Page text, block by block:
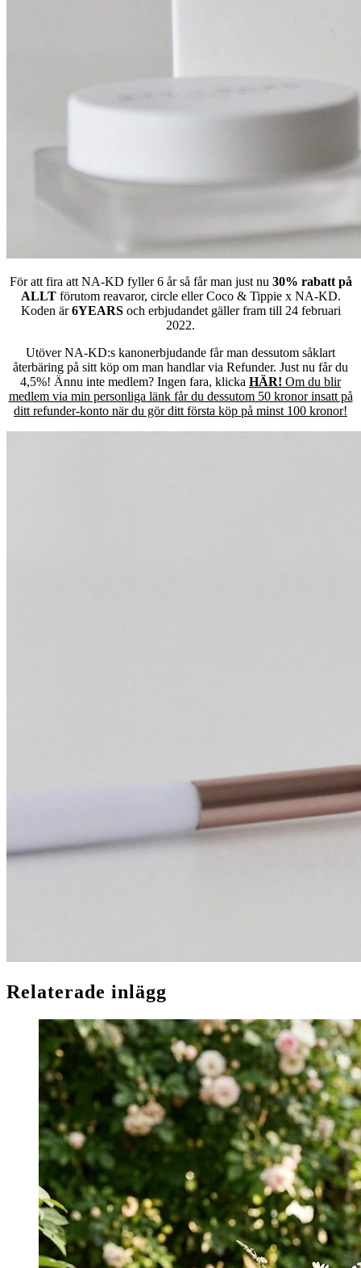
För att fira att NA-KD fyller 6 år så får man just nu 30% rabatt på
ALLTförutom reavaror, circle eller Coco & Tippie x NA-KD.
Koden är6YEARSoch erbjudandet gäller fram till 24 februari
2022.
Utöver NA-KD:s kanonerbjudande får man dessutom såklart
återbäring på sitt köp om man handlar via Refunder. Just nu får du
4,5%! Ännu inte medlem? Ingen fara, klicka HÄR! Om du blir
medlem via min personliga länk får du dessutom 50 kronor insatt på
ditt refunder-konto när du gör ditt första köp på minst 100 kronor!
Relaterade inlägg